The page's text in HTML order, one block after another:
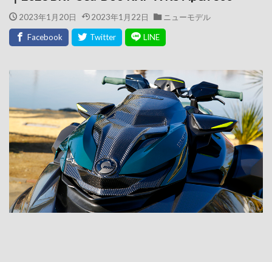
2023年1月20日 2023年1月22日 ニューモデル